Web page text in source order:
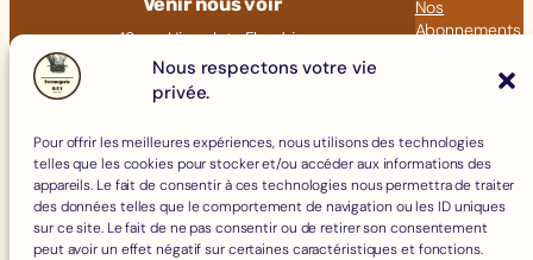
Nous respectons votre vie
privée.
Pour offrir les meilleures expériences, nous utilisons des technologies
telles que les cookies pour stocker et/ou accéder aux informations des
appareils. Le fait de consentir à ces technologies nous permettra de traiter
des données telles que le comportement de navigation ou les ID uniques
sur ce site. Le fait de ne pas consentir ou de retirer son consentement
peut avoir un effet négatif sur certaines caractéristiques et fonctions.
18 rue Hippolyte Flandrin
69001 LYON
09 82 23 41 60
Nos
Abonnements
Fromages
Boissons
Charcuterie
Épicerie Fine
Crèmerie